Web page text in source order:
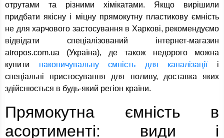
отрутами та різними хімікатами. Якщо вирішили
придбати якісну і міцну прямокутну пластикову ємність
не для харчового застосування в Харкові, рекомендуємо
відвідати спеціалізований інтернет-магазин
atropos.com.ua (Україна), де також недорого можна
купити накопичувальну ємність для каналізаціїі
спеціальні пристосування для поливу, доставка яких
здійснюється в будь-який регіон країни.
Прямокутна ємність в
асортименті: види і